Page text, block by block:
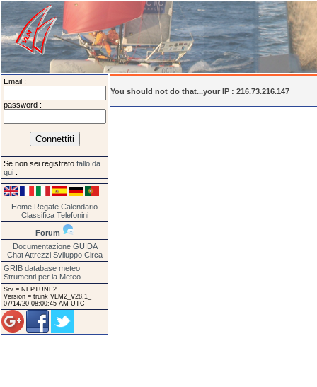
Email :
password :
Se non sei registrato fallo da
qui
Home Regate Calendario
Classifica Telefonini
Forum
Documentazione GUIDA
Chat Attrezzi Sviluppo Circa
GRIB database meteo
Strumenti per la Meteo
Srv = NEPTUNE2.
Version = trunk VLM2_V28.1_
07/14/20 08:00:45 AM UTC
You should not do that...your IP : 216.73.216.147